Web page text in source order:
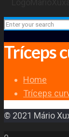
Tríceps
Home
Tríceps
© 2021 Mário